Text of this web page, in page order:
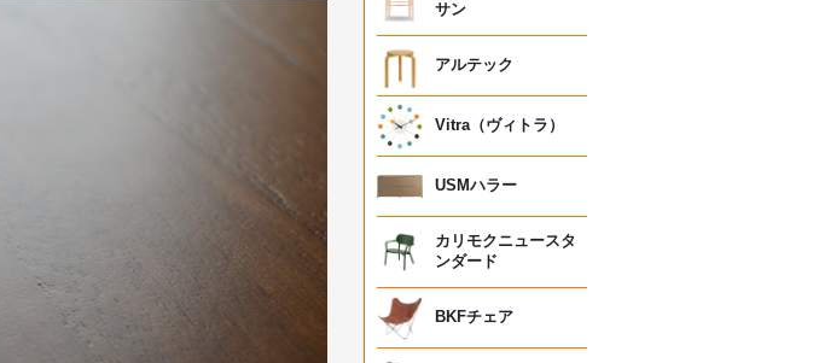
サン
アルテック
Vitra（ヴィトラ）
USMハラー
カリモクニュースタ
ンダード
BKFチェア